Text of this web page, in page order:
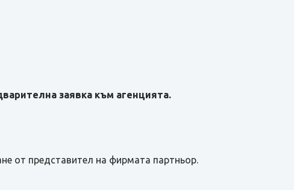
заявка към агенцията.
от представител на фирмата партньор.